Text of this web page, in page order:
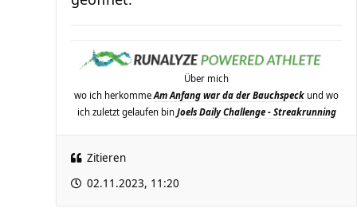
Über mich
wo ich herkommeAm Anfang war da der Bauchspeck und wo
ich zuletzt gelaufen bin Joels Daily Challenge - Streakrunning
Zitieren
02.11.2023, 11:20